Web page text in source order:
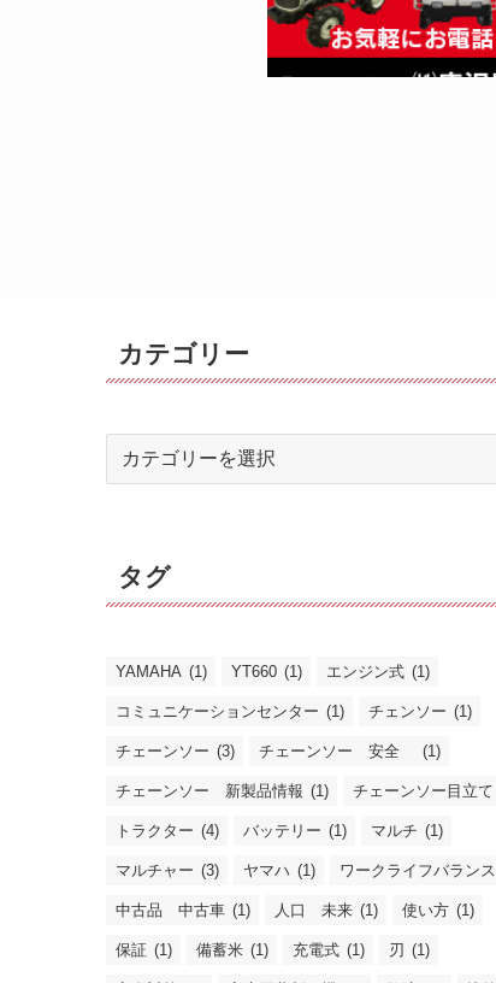
カテゴリー
テ
ータグ
YAMAHA (1) YT660 (1) エンジン式 (1)
コミュニケーションセンター (1) チェンソー (1)
チェーンソー (3) チェーンソー 安全 (1)
チェーンソー 新製品情報 (1) チェーンソー目立て
トラクター (4) バッテリー (1) マルチ (1)
マルチャー (3) ヤマハ (1) ワークライフバランス
中古品 中古車 (1) 人口 未来 (1) 使い方 (1)
保証 (1) 備蓄米 (1) 充電式 (1) 刃 (1)